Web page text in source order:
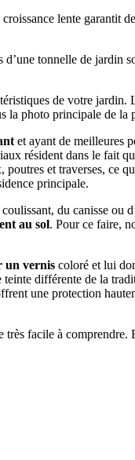
lente garantit
tonnelle de
de votre
photo principale de la
et ayant de meilleures
résident dans le fait
et traverses, ce
principale.
du canisse ou
au sol. Pour ce faire,
un vernis coloré et lui
différente de la
une protection
facile à comprendre.